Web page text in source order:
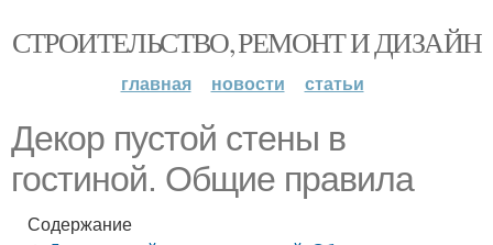
СТРОИТЕЛЬСТВО, РЕМОНТ И ДИЗАЙН
главная новости статьи
Декор пустой стены в
гостиной. Общие правила
Содержание